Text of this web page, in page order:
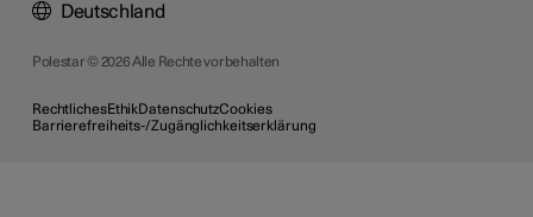
Polestar © 2026 Alle Rechte vorbehalten
RechtlichesEthikDatenschutzCookies
Barrierefreiheits-/Zugänglichkeitserklärung
Deutschland